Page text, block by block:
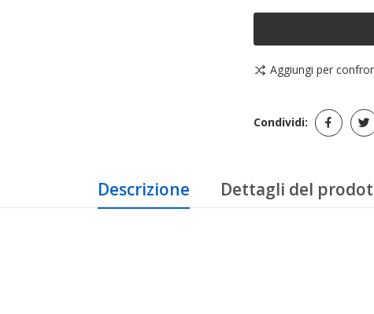
Aggiungi per
Condividi:
Descrizione Dettagli del